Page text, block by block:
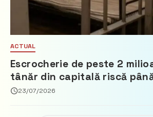
ACTUAL
Escrocherie de peste 2
tânăr din capitală riscă
închisoare
23/07/2026